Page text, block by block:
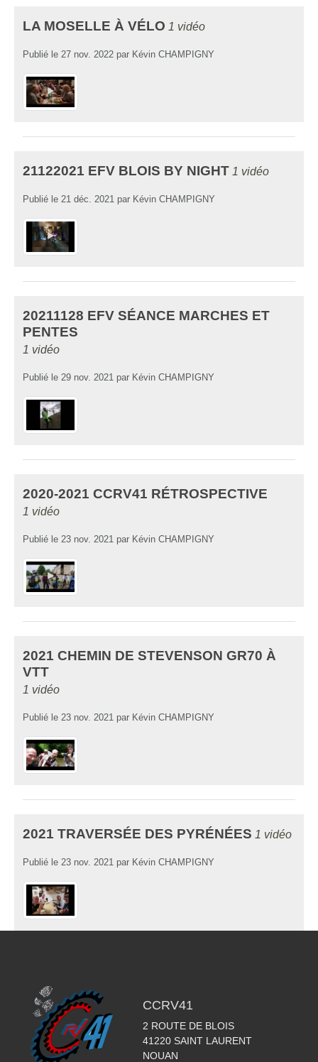
LA MOSELLE À VÉLO 1 vidéo
Publié le 27 nov. 2022 par Kévin CHAMPIGNY
21122021 EFV BLOIS BY NIGHT 1 vidéo
Publié le 21 déc. 2021 par Kévin CHAMPIGNY
20211128 EFV SÉANCE MARCHES ET
PENTES
1 vidéo
Publié le 29 nov. 2021 par Kévin CHAMPIGNY
2020-2021 CCRV41 RÉTROSPECTIVE
1 vidéo
Publié le 23 nov. 2021 par Kévin CHAMPIGNY
2021 CHEMIN DE STEVENSON GR70 À
VTT
1 vidéo
Publié le 23 nov. 2021 par Kévin CHAMPIGNY
2021 TRAVERSÉE DES PYRÉNÉES 1 vidéo
Publié le 23 nov. 2021 par Kévin CHAMPIGNY
CCRV41
2 ROUTE DE BLOIS
41220 SAINT LAURENT
NOUAN